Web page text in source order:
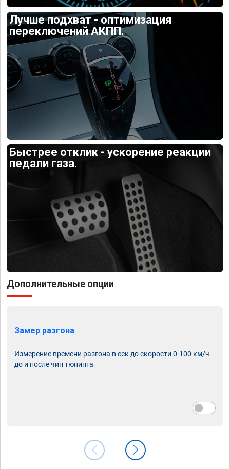
Лучше подхват - оптимизация
переключений АКПП.
Быстрее отклик - ускорение реакции
педали газа.
Дополнительные опции
Замер разгона
Измерение времени разгона в сек до скорости 0-100 км/ч
до и после чип тюнинга